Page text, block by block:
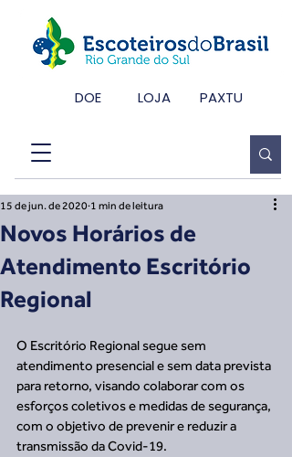
DOE LOJA PAXTU
Novos Horários de
Atendimento Escritório
Regional
15 de jun. de 2020 1 min de leitura
O Escritório Regional segue sem
atendimento presencial e sem data prevista
para retorno, visando colaborar com os
esforços coletivos e medidas de segurança,
com o objetivo de prevenir e reduzir a
transmissão da Covid-19.